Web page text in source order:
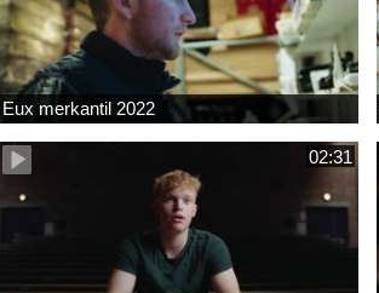
Eux merkantil 2022
02:31